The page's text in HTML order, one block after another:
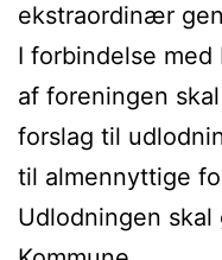
ekstraordinær
I forbindelse
af foreningen
forslag til
til almennyttige
Udlodningen